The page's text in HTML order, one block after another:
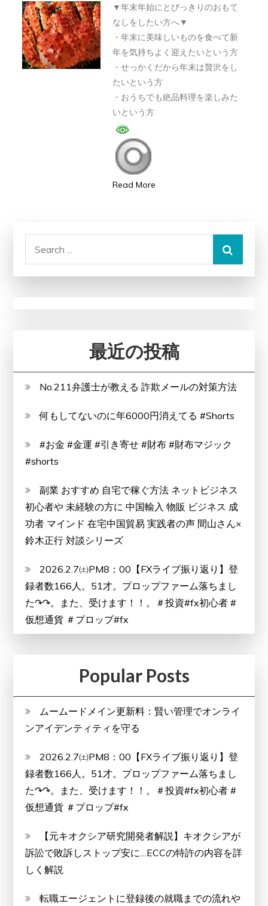
パ
テ
ィ
プ
メ】
び
お
て
し
し
い
方
へ
▼年末年始にとびっきりのおもて
なしをしたい方へ▼
・年末に美味しいものを食べて新
年を気持ちよく迎えたいという方
・せっかくだから年末は贅沢をし
たいという方
・おうちでも絶品料理を楽しみた
いという方
Read More
最近の投稿
No.211弁護士が教える 詐欺メールの対策方法
何もしてないのに年6000円消えてる #Shorts
#お金 #金運 #引き寄せ #財布 #財布マジック
#shorts
副業 おすすめ 自宅で稼ぐ方法 ネットビジネス
初心者や 未経験の方に 中国輸入 物販 ビジネス 成
功者 マインド 在宅中国貿易 実践者の声 間山さん×
鈴木正行 対談シリーズ
2026.2.7㈯PM8：00【FXライブ振り返り】登
録者数166人。51才。プロップファーム落ちまし
た↷↷。また、受けます！！。＃投資#fx初心者 #
仮想通貨 ＃プロップ#fx
Popular Posts
ムームードメイン更新料：賢い管理でオンライ
ンアイデンティティを守る
2026.2.7㈯PM8：00【FXライブ振り返り】登
録者数166人。51才。プロップファーム落ちまし
た↷↷。また、受けます！！。＃投資#fx初心者 #
仮想通貨 ＃プロップ#fx
【元キオクシア研究開発者解説】キオクシアが
訴訟で敗訴しストップ安に…ECCの特許の内容を詳
しく解説
転職エージェントに登録後の就職までの流れや